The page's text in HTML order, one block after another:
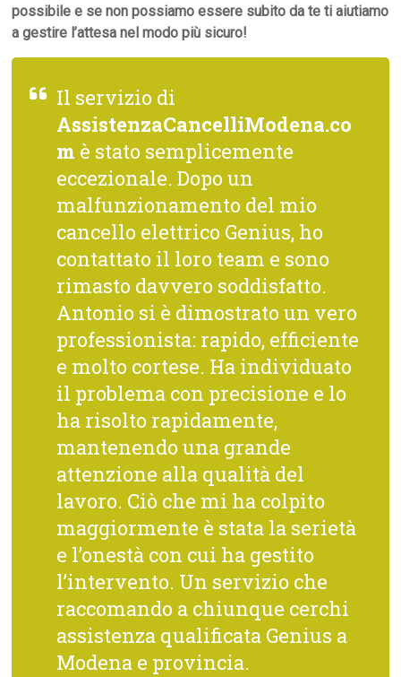
possibile e se non possiamo essere subito da te ti aiutiamo
a gestire l’attesa nel modo più sicuro!
Il servizio di
AssistenzaCancelliModena.co
m è stato semplicemente
eccezionale. Dopo un
malfunzionamento del mio
cancello elettrico Genius, ho
contattato il loro team e sono
rimasto davvero soddisfatto.
Antonio si è dimostrato un vero
professionista: rapido, efficiente
e molto cortese. Ha individuato
il problema con precisione e lo
ha risolto rapidamente,
mantenendo una grande
attenzione alla qualità del
lavoro. Ciò che mi ha colpito
maggiormente è stata la serietà
e l’onestà con cui ha gestito
l’intervento. Un servizio che
raccomando a chiunque cerchi
assistenza qualificata Genius a
Modena e provincia.